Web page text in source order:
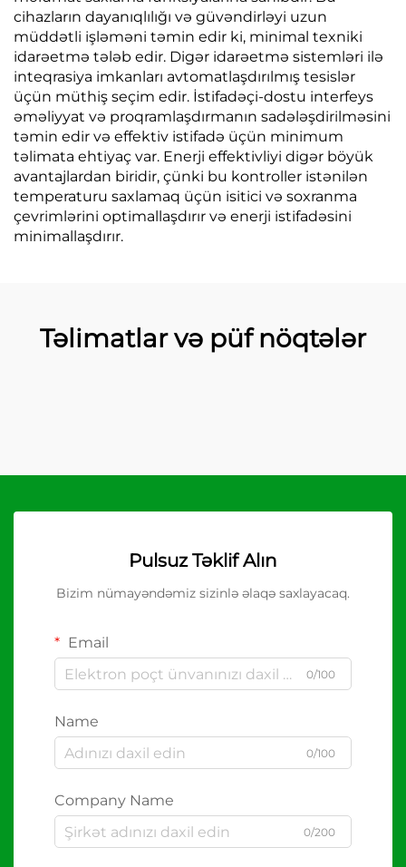
cihazların dayanıqlılığı və güvəndirləyi uzun
müddətli işləməni təmin edir ki, minimal texniki
idarəetmə tələb edir. Digər idarəetmə sistemləri ilə
inteqrasiya imkanları avtomatlaşdırılmış tesislər
üçün müthiş seçim edir. İstifadəçi-dostu interfeys
əməliyyat və proqramlaşdırmanın sadələşdirilməsini
təmin edir və effektiv istifadə üçün minimum
təlimata ehtiyaç var. Enerji effektivliyi digər böyük
avantajlardan biridir, çünki bu kontroller istənilən
temperaturu saxlamaq üçün isitici və soxranma
çevrimlərini optimallaşdırır və enerji istifadəsini
minimallaşdırır.
Təlimatlar və püf nöqtələr
Pulsuz Təklif Alın
Bizim nümayəndəmiz sizinlə əlaqə saxlayacaq.
Email
0/100
Name
0/100
Company Name
0/200